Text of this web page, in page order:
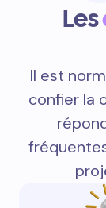
Les
Il est
confier la